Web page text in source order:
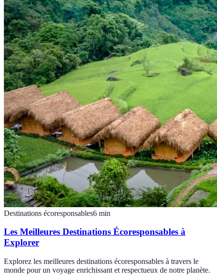
Destinations écoresponsables6 min
Les Meilleures Destinations Écoresponsables à
Explorer
Explorez les meilleures destinations écoresponsables à travers le
monde pour un voyage enrichissant et respectueux de notre planète.